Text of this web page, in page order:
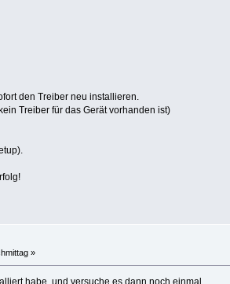
den Treiber neu installieren.
Treiber für das Gerät vorhanden ist)
»